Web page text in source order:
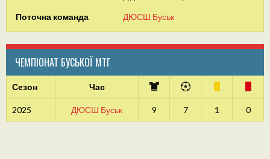
Поточна команда ДЮСШ Буськ
ЧЕМПІОНАТ БУСЬКОЇ МТГ
Сезон Час
2025 ДЮСШ Буськ 9 7 1 0